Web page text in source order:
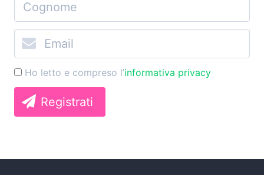
Ho letto e compreso l’informativa privacy
Registrati